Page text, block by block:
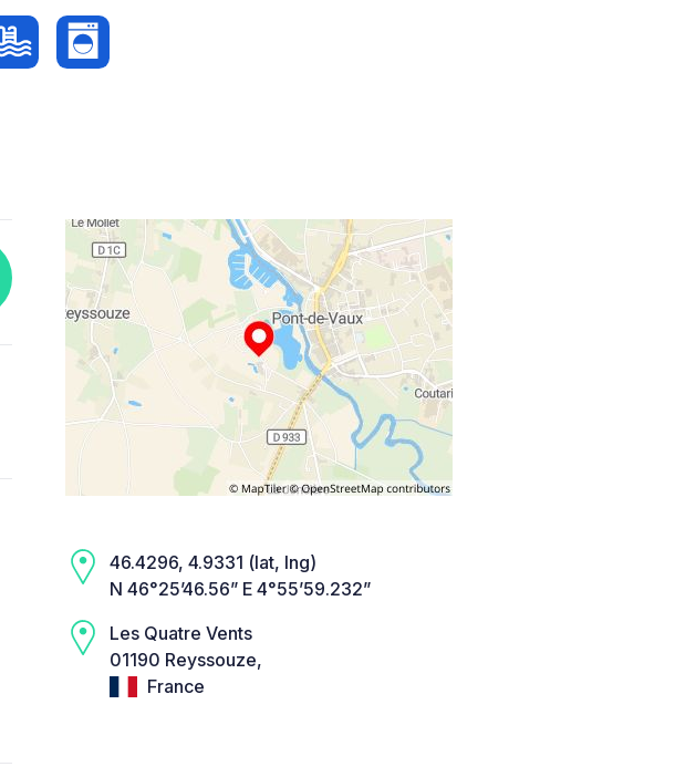
46.4296, 4.9331 (lat, lng)
N 46°25’46.56” E 4°55’59.232”
Les Quatre Vents
01190 Reyssouze,
France